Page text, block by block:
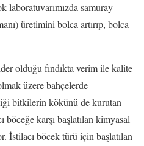
laboratuvarımızda samuray
üretimini bolca artırıp, bolca
olduğu fındıkta verim ile kalite
üzere bahçelerde
bitkilerin kökünü de kurutan
böceğe karşı başlatılan kimyasal
İstilacı böcek türü için başlatılan